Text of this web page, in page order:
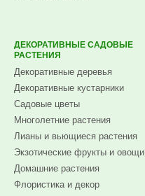
ДЕКОРАТИВНЫЕ САДОВЫЕ
РАСТЕНИЯ
Декоративные деревья
Декоративные кустарники
Садовые цветы
Многолетние растения
Лианы и вьющиеся растения
Экзотические фрукты и овощи
Домашние растения
Флористика и декор